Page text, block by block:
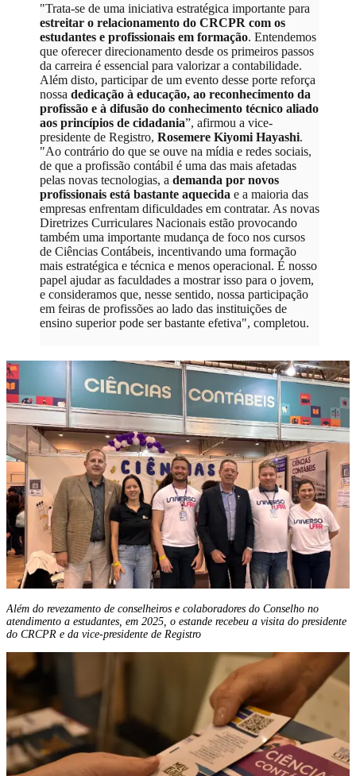
"Trata-se de uma iniciativa estratégica importante para
estreitar o relacionamento do CRCPR com os
estudantes e profissionais em formação. Entendemos
que oferecer direcionamento desde os primeiros passos
da carreira é essencial para valorizar a contabilidade.
Além disto, participar de um evento desse porte reforça
nossa dedicação à educação, ao reconhecimento da
profissão e à difusão do conhecimento técnico aliado
aos princípios de cidadania”, afirmou a vice-
presidente de Registro, Rosemere Kiyomi Hayashi.
"Ao contrário do que se ouve na mídia e redes sociais,
de que a profissão contábil é uma das mais afetadas
pelas novas tecnologias, a demanda por novos
profissionais está bastante aquecida e a maioria das
empresas enfrentam dificuldades em contratar. As novas
Diretrizes Curriculares Nacionais estão provocando
também uma importante mudança de foco nos cursos
de Ciências Contábeis, incentivando uma formação
mais estratégica e técnica e menos operacional. É nosso
papel ajudar as faculdades a mostrar isso para o jovem,
e consideramos que, nesse sentido, nossa participação
em feiras de profissões ao lado das instituições de
ensino superior pode ser bastante efetiva", completou.
Além do revezamento de conselheiros e colaboradores do Conselho no
atendimento a estudantes, em 2025, o estande recebeu a visita do presidente
do CRCPR e da vice-presidente de Registro